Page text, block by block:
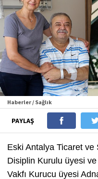
Haberler / Sağlık
PAYLAŞ
Eski Antalya Ticaret ve
Disiplin Kurulu üyesi
Vakfı Kurucu üyesi